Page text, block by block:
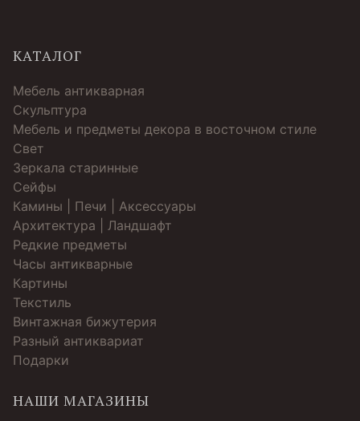
КАТАЛОГ
Мебель антикварная
Скульптура
Мебель и предметы декора в восточном стиле
Свет
Зеркала старинные
Cейфы
Камины | Печи | Аксессуары
Архитектура | Ландшафт
Редкие предметы
Часы антикварные
Картины
Текстиль
Винтажная бижутерия
Разный антиквариат
Подарки
НАШИ МАГАЗИНЫ